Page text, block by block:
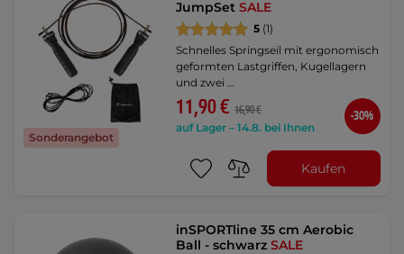
Sonderangebot
JumpSetSALE
5 (1)
Schnelles Springseil mit ergonomisch
geformten Lastgriffen, Kugellagern
und zwei …
11,90 € 16,90 €
auf Lager – 14.8. bei Ihnen
-30%
Kaufen
inSPORTline 35 cm Aerobic
Ball - schwarzSALE